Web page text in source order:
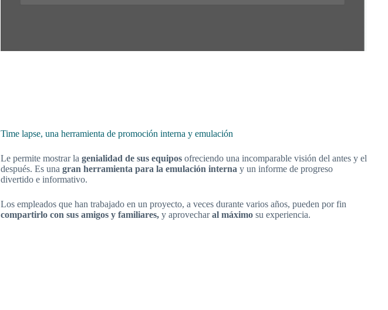
Time lapse, una herramienta de promoción interna y emulación
Le permite mostrar la genialidad de sus equipos ofreciendo una incomparable visión del antes y el
después. Es una gran herramienta para la emulación interna y un informe de progreso
divertido e informativo.
Los empleados que han trabajado en un proyecto, a veces durante varios años, pueden por fin
compartirlo con sus amigos y familiares, y aprovecharal máximo su experiencia.